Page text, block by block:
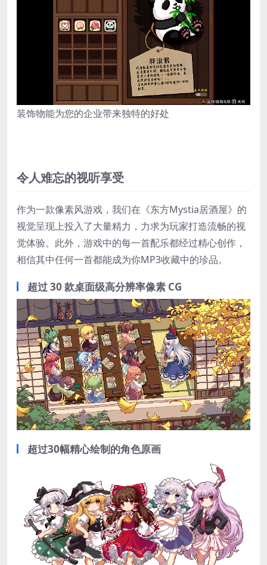
装饰物能为您的企业带来独特的好处
令人难忘的视听享受
作为一款像素风游戏，我们在《东方Mystia居酒屋》的
视觉呈现上投入了大量精力，力求为玩家打造流畅的视
觉体验。此外，游戏中的每一首配乐都经过精心创作，
相信其中任何一首都能成为你MP3收藏中的珍品。
超过 30 款桌面级高分辨率像素 CG
超过30幅精心绘制的角色原画